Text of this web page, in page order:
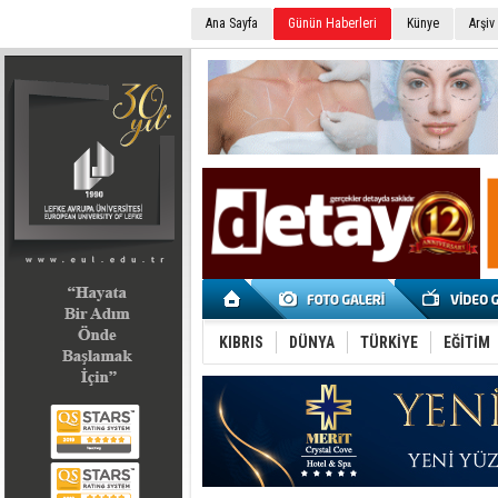
Ana Sayfa Günün Haberleri Künye Arşiv
KIBRIS DÜNYA TÜRKİYE EĞİTİM